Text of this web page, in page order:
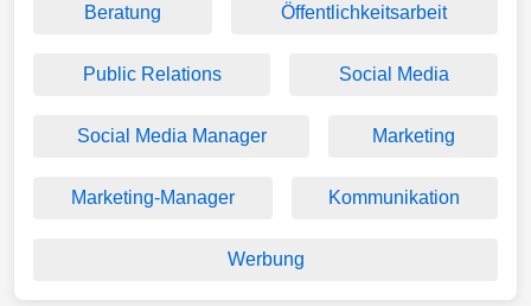
Beratung Öffentlichkeitsarbeit
Public Relations Social Media
Social Media Manager Marketing
Marketing-Manager Kommunikation
Werbung